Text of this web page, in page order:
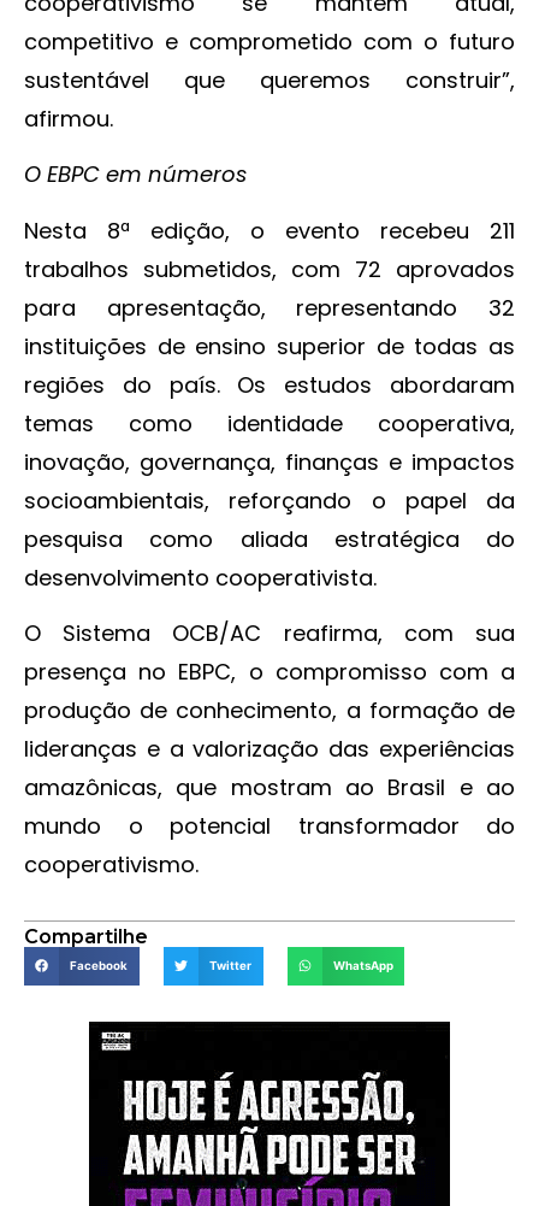
competitivo e comprometido com o futuro
sustentável que queremos construir”,
afirmou.
O EBPC em números
Nesta 8ª edição, o evento recebeu 211
trabalhos submetidos, com 72 aprovados
para apresentação, representando 32
instituições de ensino superior de todas as
regiões do país. Os estudos abordaram
temas como identidade cooperativa,
inovação, governança, finanças e impactos
socioambientais, reforçando o papel da
pesquisa como aliada estratégica do
desenvolvimento cooperativista.
O Sistema OCB/AC reafirma, com sua
presença no EBPC, o compromisso com a
produção de conhecimento, a formação de
lideranças e a valorização das experiências
amazônicas, que mostram ao Brasil e ao
mundo o potencial transformador do
cooperativismo.
Compartilhe
Facebook Twitter WhatsApp